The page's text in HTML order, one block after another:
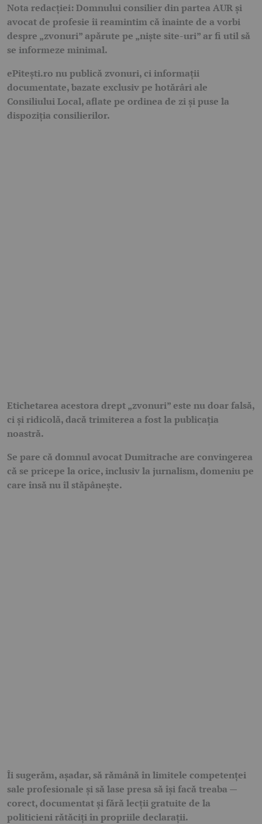
Nota redacției: Domnului consilier din partea AUR și
avocat de profesie îi reamintim că înainte de a vorbi
despre „zvonuri” apărute pe „niște site-uri” ar fi util să
se informeze minimal.
ePitești.ro nu publică zvonuri, ci informații
documentate, bazate exclusiv pe hotărâri ale
Consiliului Local, aflate pe ordinea de zi și puse la
dispoziția consilierilor.
Etichetarea acestora drept „zvonuri” este nu doar falsă,
ci și ridicolă, dacă trimiterea a fost la publicația
noastră.
Se pare că domnul avocat Dumitrache are convingerea
că se pricepe la orice, inclusiv la jurnalism, domeniu pe
care însă nu îl stăpânește.
Îi sugerăm, așadar, să rămână în limitele competenței
sale profesionale și să lase presa să își facă treaba —
corect, documentat și fără lecții gratuite de la
politicieni rătăciți în propriile declarații.